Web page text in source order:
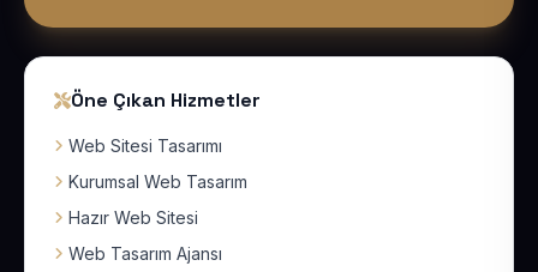
Öne Çıkan Hizmetler
Web Sitesi Tasarımı
Kurumsal Web Tasarım
Hazır Web Sitesi
Web Tasarım Ajansı